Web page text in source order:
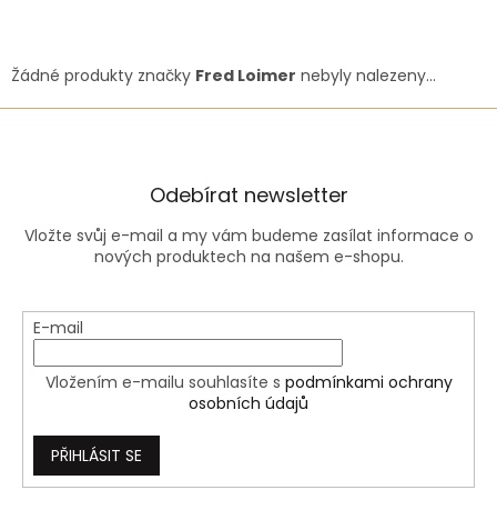
Žádné produkty značky Fred Loimer nebyly nalezeny...
Odebírat newsletter
Vložte svůj e-mail a my vám budeme zasílat informace o
nových produktech na našem e-shopu.
E-mail
Vložením e-mailu souhlasíte s podmínkami ochrany
osobních údajů
PŘIHLÁSIT SE